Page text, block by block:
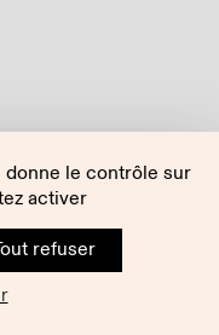
le contrôle sur
activer
refuser